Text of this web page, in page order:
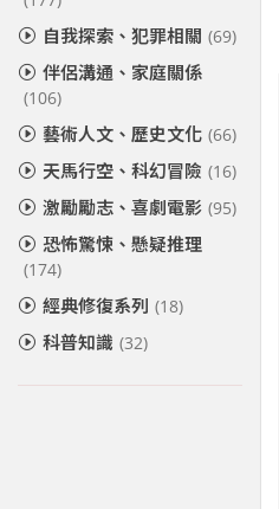
自我探索、犯罪相關 (69)
伴侶溝通、家庭關係
(106)
藝術人文、歷史文化 (66)
天馬行空、科幻冒險 (16)
激勵勵志、喜劇電影 (95)
恐怖驚悚、懸疑推理
(174)
經典修復系列 (18)
科普知識 (32)